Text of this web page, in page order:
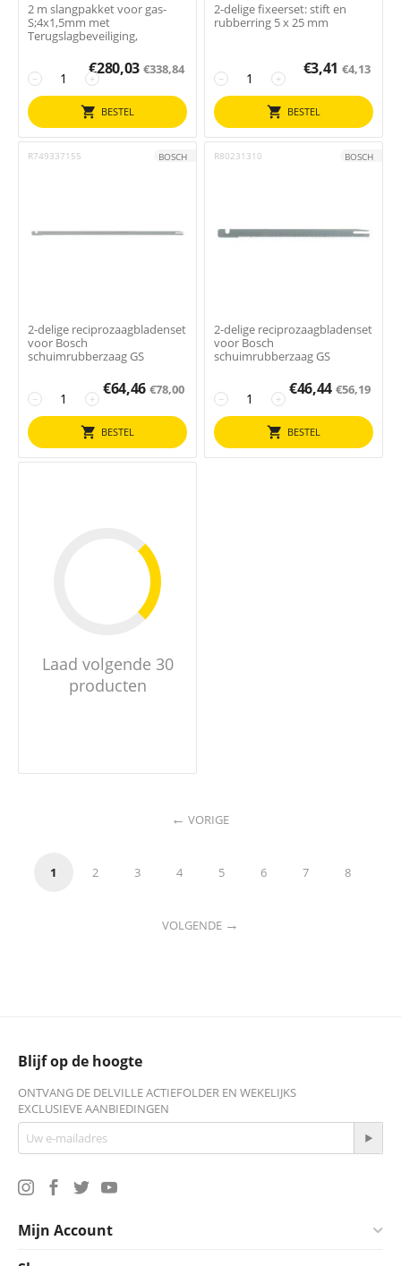
2 m slangpakket voor gas-
S;4x1,5mm met
Terugslagbeveiliging,
+
−
€280,03 €338,84
BESTEL
2-delige fixeerset: stift en
rubberring 5 x 25 mm
+
−
€3,41 €4,13
BESTEL
R749337155 BOSCH
2-delige reciprozaagbladenset
voor Bosch
schuimrubberzaag GS
+
−
€64,46 €78,00
BESTEL
R80231310 BOSCH
2-delige reciprozaagbladenset
voor Bosch
schuimrubberzaag GS
+
−
€46,44 €56,19
BESTEL
Laad volgende 30
producten
VORIGE
1 2 3 4 5 6 7 8
VOLGENDE
Blijf op de hoogte
ONTVANG DE DELVILLE ACTIEFOLDER EN WEKELIJKS
EXCLUSIEVE AANBIEDINGEN
Mijn Account